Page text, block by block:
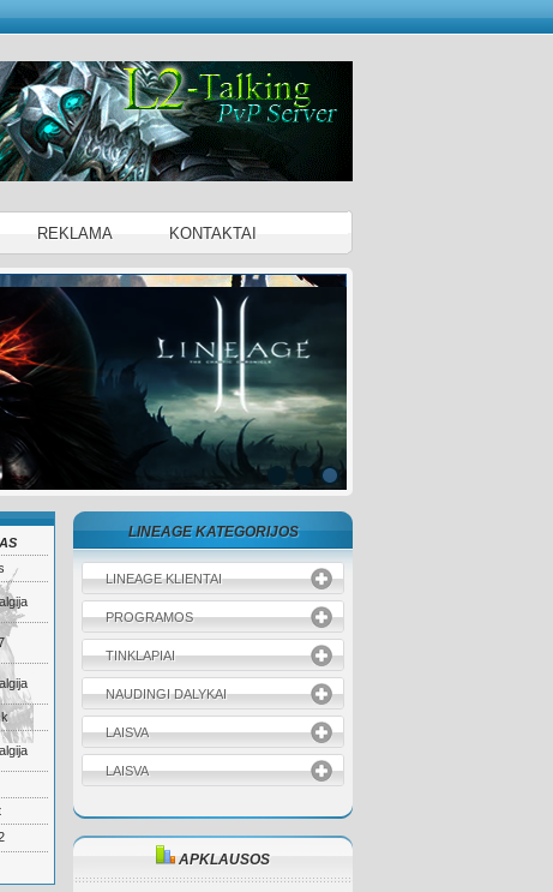
REKLAMA KONTAKTAI
LINEAGE KATEGORIJOS
LINEAGE KLIENTAI
PROGRAMOS
TINKLAPIAI
NAUDINGI DALYKAI
LAISVA
LAISVA
APKLAUSOS